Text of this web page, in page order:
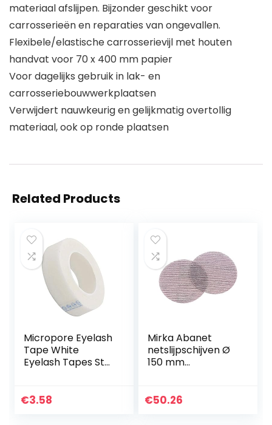
materiaal afslijpen. Bijzonder geschikt voor
carrosserieën en reparaties van ongevallen.
Flexibele/elastische carrosserievijl met houten
handvat voor 70 x 400 mm papier
Voor dagelijks gebruik in lak- en
carrosseriebouwwerkplaatsen
Verwijdert nauwkeurig en gelijkmatig overtollig
materiaal, ook op ronde plaatsen
Related Products
Micropore Eyelash
Tape White
Eyelash Tapes Stof
Lint Gratis
€3.58
Mirka Abanet
netslijpschijven Ø
150 mm
het slijpen van
€50.26